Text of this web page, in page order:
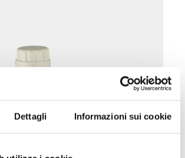
Dettagli Informazioni sui cookie
B6Y